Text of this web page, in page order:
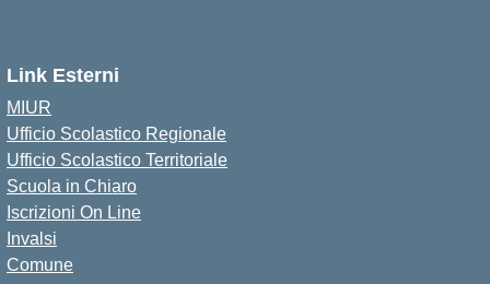
Link Esterni
MIUR
Ufficio Scolastico Regionale
Ufficio Scolastico Territoriale
Scuola in Chiaro
Iscrizioni On Line
Invalsi
Comune